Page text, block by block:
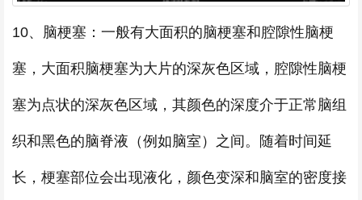
10、脑梗塞：一般有大面积的脑梗塞和腔隙性脑梗
塞，大面积脑梗塞为大片的深灰色区域，腔隙性脑梗
塞为点状的深灰色区域，其颜色的深度介于正常脑组
织和黑色的脑脊液（例如脑室）之间。随着时间延
长，梗塞部位会出现液化，颜色变深和脑室的密度接